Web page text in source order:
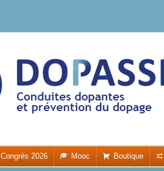
Congrès 2026 Mooc Boutique